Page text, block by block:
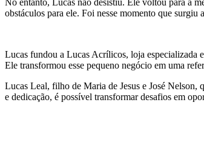
No entanto, Lucas não desistiu. Ele voltou para a
obstáculos para ele. Foi nesse momento que surgiu
Lucas fundou a Lucas Acrílicos, loja especializada
Ele transformou esse pequeno negócio em uma
Lucas Leal, filho de Maria de Jesus e José Nelson,
e dedicação, é possível transformar desafios em